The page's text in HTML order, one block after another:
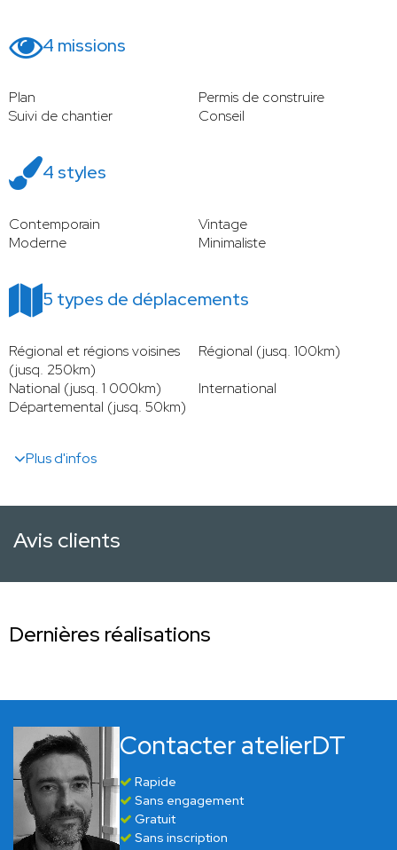
4 missions
Plan
Permis de construire
Suivi de chantier
Conseil
4 styles
Contemporain
Vintage
Moderne
Minimaliste
5 types de déplacements
Régional et régions voisines
(jusq. 250km)
Régional (jusq. 100km)
National (jusq. 1 000km)
International
Départemental (jusq. 50km)
Plus d'infos
Avis clients
Dernières réalisations
Contacter atelierDT
Rapide
Sans engagement
Gratuit
Sans inscription